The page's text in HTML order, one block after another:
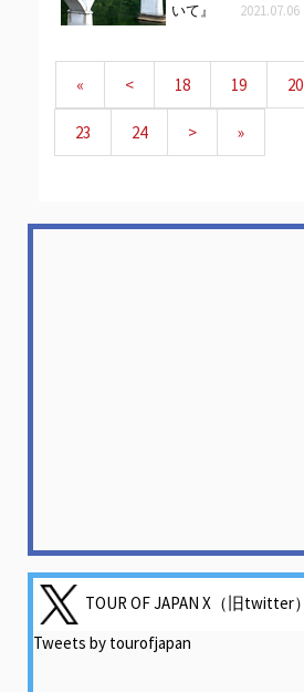
いて』
2021.07.06
« < 18 19 20
23 24 > »
TOUR OF JAPAN X（旧twitter）
Tweets by tourofjapan